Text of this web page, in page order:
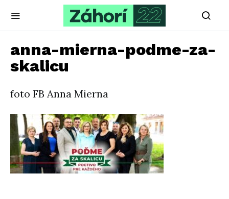
anna-mierna-podme-za-
skalicu
foto FB Anna Mierna